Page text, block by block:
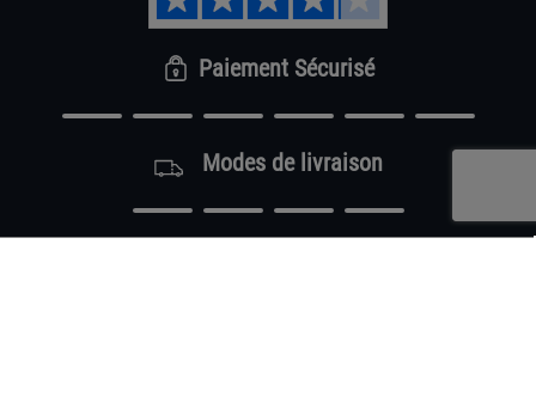
Paiement Sécurisé
Modes de livraison